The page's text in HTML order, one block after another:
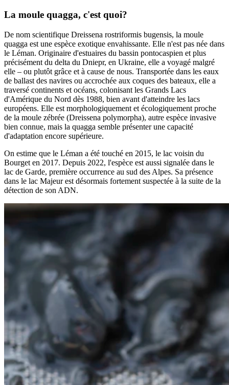
La moule quagga, c'est quoi?
De nom scientifique Dreissena rostriformis bugensis, la moule
quagga est une espèce exotique envahissante. Elle n'est pas née dans
le Léman. Originaire d'estuaires du bassin pontocaspien et plus
précisément du delta du Dniepr, en Ukraine, elle a voyagé malgré
elle – ou plutôt grâce et à cause de nous. Transportée dans les eaux
de ballast des navires ou accrochée aux coques des bateaux, elle a
traversé continents et océans, colonisant les Grands Lacs
d'Amérique du Nord dès 1988, bien avant d'atteindre les lacs
européens. Elle est morphologiquement et écologiquement proche
de la moule zébrée (Dreissena polymorpha), autre espèce invasive
bien connue, mais la quagga semble présenter une capacité
d'adaptation encore supérieure.
On estime que le Léman a été touché en 2015, le lac voisin du
Bourget en 2017. Depuis 2022, l'espèce est aussi signalée dans le
lac de Garde, première occurrence au sud des Alpes. Sa présence
dans le lac Majeur est désormais fortement suspectée à la suite de la
détection de son ADN.